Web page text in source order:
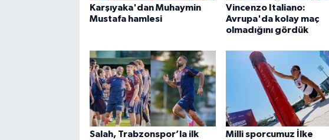
Karşıyaka'dan Muhaymin
Mustafa hamlesi
Vincenzo Italiano:
Avrupa'da kolay maç
olmadığını gördük
Salah, Trabzonspor’la ilk
Milli sporcumuz İlke